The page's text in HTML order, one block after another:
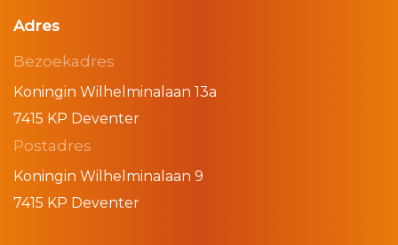
Adres
Bezoekadres
Koningin Wilhelminalaan 13a
7415 KP Deventer
Postadres
Koningin Wilhelminalaan 9
7415 KP Deventer